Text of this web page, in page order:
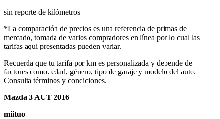
sin reporte de kilómetros
*La comparación de precios es una referencia de primas de
mercado, tomada de varios compradores en línea por lo cual las
tarifas aqui presentadas pueden variar.
Recuerda que tu tarifa por km es personalizada y depende de
factores como: edad, género, tipo de garaje y modelo del auto.
Consulta términos y condiciones.
Mazda 3 AUT 2016
miituo